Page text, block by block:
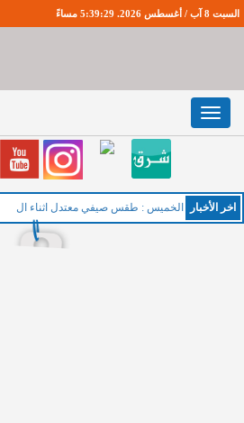
السبت 8 آب / أغسطس 2026. 5:39:30 مساءً
Toggle
navigation
اخر اﻷخبار الخميس : طقس صيفي معتدل اثناء النهار و